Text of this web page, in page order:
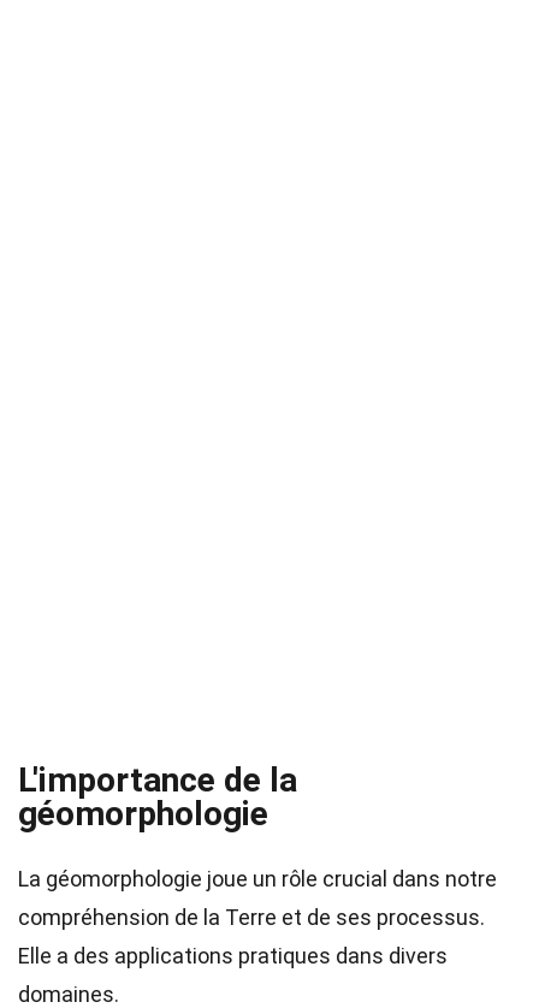
L'importance de la
géomorphologie
La géomorphologie joue un rôle crucial dans notre
compréhension de la Terre et de ses processus.
Elle a des applications pratiques dans divers
domaines.